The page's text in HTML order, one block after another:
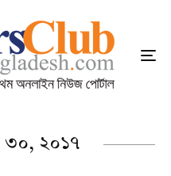
৩০, ২০১৭